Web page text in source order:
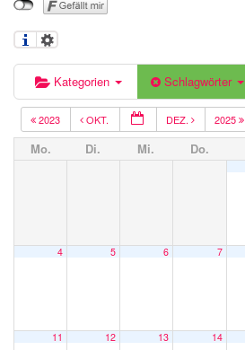
Kategorien Schlagwörter
2023 OKT. DEZ. 2025
Mo. Di. Mi. Do.
4 5 6 7
11 12 13 14